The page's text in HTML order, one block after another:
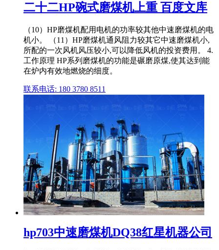
二十二HP碗式磨煤机上重 百度文库
（10）HP磨煤机配用电机的功率较其他中速磨煤机的电
机小。 （11）HP磨煤机通风阻力较其它中速磨煤机小,
所配的一次风机风压较小,可以降低风机的投资费用。 4.
工作原理 HP系列磨煤机的功能是碾磨原煤,使其达到能
在炉内有效地燃烧的细度。
联系电话: 180 3780 8511
hp703中速磨煤机DQ38红星机器公司